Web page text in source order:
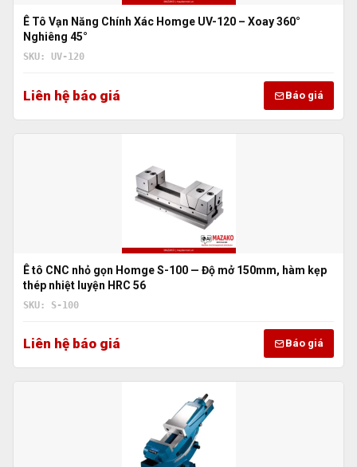
Ê Tô Vạn Năng Chính Xác Homge UV-120 – Xoay 360°
Nghiêng 45°
SKU: UV-120
Liên hệ báo giá Báo giá
Ê tô CNC nhỏ gọn Homge S-100 — Độ mở 150mm, hàm kẹp
thép nhiệt luyện HRC 56
SKU: S-100
Liên hệ báo giá Báo giá